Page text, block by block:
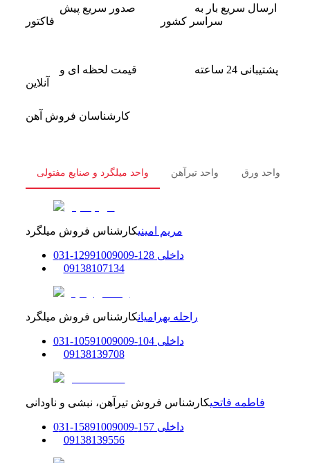
صدور سریع پیش
فاکتور
ارسال سریع بار به
سراسر کشور
قیمت لحظه ای و
آنلاین
پشتیبانی 24 ساعته
کارشناسان فروش آهن
واحد میلگرد و صنایع مفتولی واحد تیرآهن واحد ورق
مریم امینیکارشناس فروش میلگرد
داخلی128-129
91009009
-
031
09138107134
راحله بهرامیانکارشناس فروش میلگرد
داخلی104-105
91009009
-
031
09138139708
فاطمه فاتحیکارشناس فروش تیرآهن، نبشی و ناودانی
داخلی157-158
91009009
-
031
09138139556